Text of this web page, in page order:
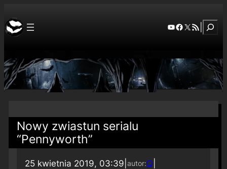
YouTube
Facebook
X RSS Feed
Nowy zwiastun serialu
“Pennyworth”
25 kwietnia 2019, 03:39 autor:Q